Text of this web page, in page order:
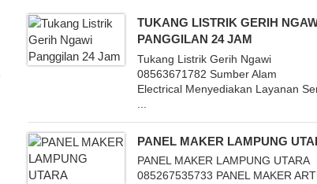
TUKANG LISTRIK GERIH
PANGGILAN 24 JAM
Tukang Listrik Gerih Ngawi
08563671782 Sumber Alam
Electrical Menyediakan Layanan
PANEL MAKER LAMPUNG
PANEL MAKER LAMPUNG UTARA
085267535733 PANEL MAKER